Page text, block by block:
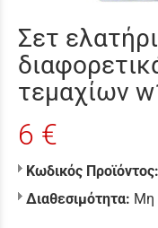
Σετ
τεμαχίων
6 €
Κωδικός Προϊόντος:
Διαθεσιμότητα: Μη